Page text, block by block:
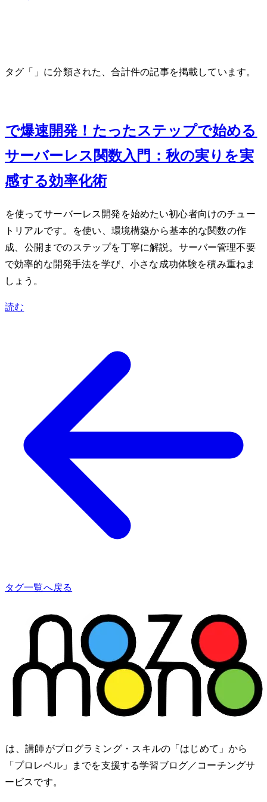
タグ「AWS Lambda」に分類された、合計 1 件の記事を掲載しています。
AWS Lambdaで爆速開発！たった3ステップで始める
サーバーレス関数入門：秋の実りを実
感する効率化術
AWS Lambdaを使ってサーバーレス開発を始めたい初心者向けのチュー
トリアルです。Pythonを使い、環境構築から基本的な関数の作
成、API公開までの3ステップを丁寧に解説。サーバー管理不要
で効率的な開発手法を学び、小さな成功体験を積み重ねま
しょう。
読む
タグ一覧へ戻る
nozomono は、講師 shibomb がプログラミング・IT スキルの「はじめて」から
「プロレベル」までを支援する学習ブログ／コーチングサ
ービスです。